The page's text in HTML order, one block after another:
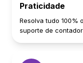
Praticidade
Resolva tudo 100%
suporte de